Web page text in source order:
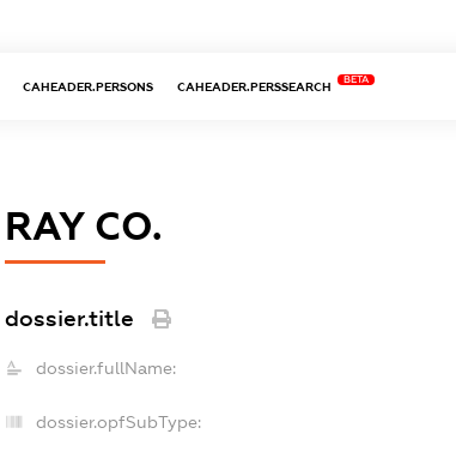
CAHEADER.PERSONS CAHEADER.PERSSEARCH
BETA
RAY CO.
dossier.title
dossier.fullName:
dossier.opfSubType: